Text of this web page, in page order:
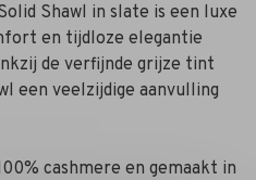
Shawl in slate is een luxe
en tijdloze elegantie
de verfijnde grijze tint
een veelzijdige aanvulling
cashmere en gemaakt in